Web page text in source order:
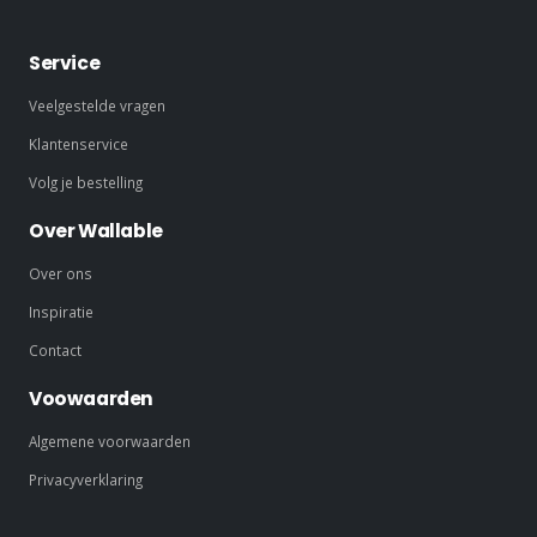
Service
Veelgestelde vragen
Klantenservice
Volg je bestelling
Over Wallable
Over ons
Inspiratie
Contact
Voowaarden
Algemene voorwaarden
Privacyverklaring